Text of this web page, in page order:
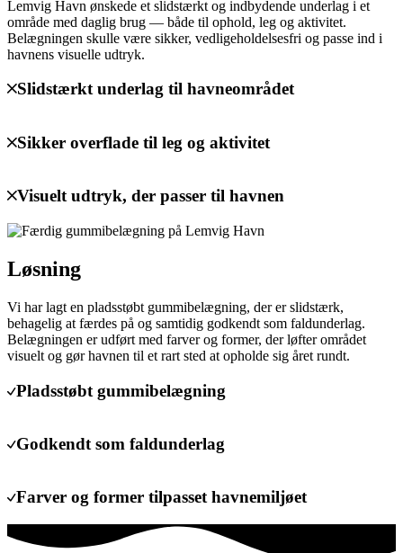
Lemvig Havn ønskede et slidstærkt og indbydende underlag i et
område med daglig brug — både til ophold, leg og aktivitet.
Belægningen skulle være sikker, vedligeholdelsesfri og passe ind i
havnens visuelle udtryk.
Slidstærkt underlag til havneområdet
Sikker overflade til leg og aktivitet
Visuelt udtryk, der passer til havnen
Løsning
Vi har lagt en pladsstøbt gummibelægning, der er slidstærk,
behagelig at færdes på og samtidig godkendt som faldunderlag.
Belægningen er udført med farver og former, der løfter området
visuelt og gør havnen til et rart sted at opholde sig året rundt.
Pladsstøbt gummibelægning
Godkendt som faldunderlag
Farver og former tilpasset havnemiljøet